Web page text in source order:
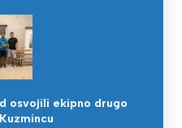
osvojili ekipno drugo